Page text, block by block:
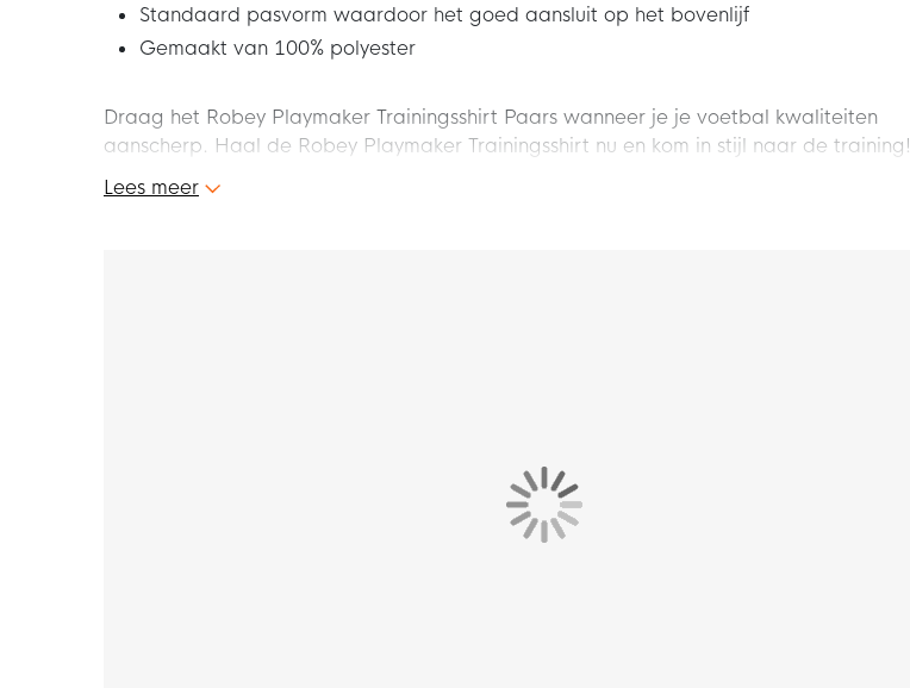
Standaard pasvorm waardoor het goed aansluit op het bovenlijf
Gemaakt van 100% polyester
Draag het Robey Playmaker Trainingsshirt Paars wanneer je je voetbal kwaliteiten
aanscherp. Haal de Robey Playmaker Trainingsshirt nu en kom in stijl naar de training!
Pasvorm
Lees meer